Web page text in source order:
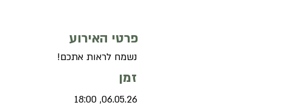
פרטי האירוע
נשמח לראות אתכם!
זמן
06.05.26, 18:00